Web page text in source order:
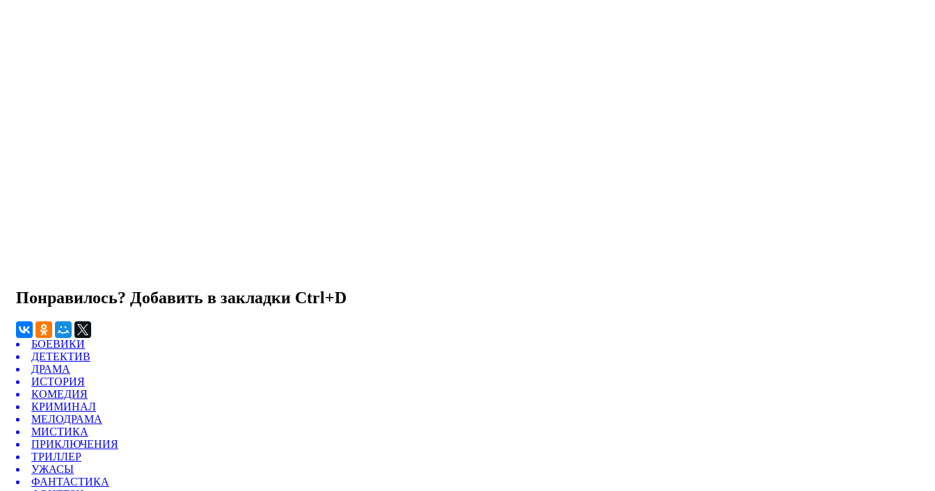
Понравилось? Добавить в закладки Ctrl+D
БОЕВИКИ
ДЕТЕКТИВ
ДРАМА
ИСТОРИЯ
КОМЕДИЯ
КРИМИНАЛ
МЕЛОДРАМА
МИСТИКА
ПРИКЛЮЧЕНИЯ
ТРИЛЛЕР
УЖАСЫ
ФАНТАСТИКА